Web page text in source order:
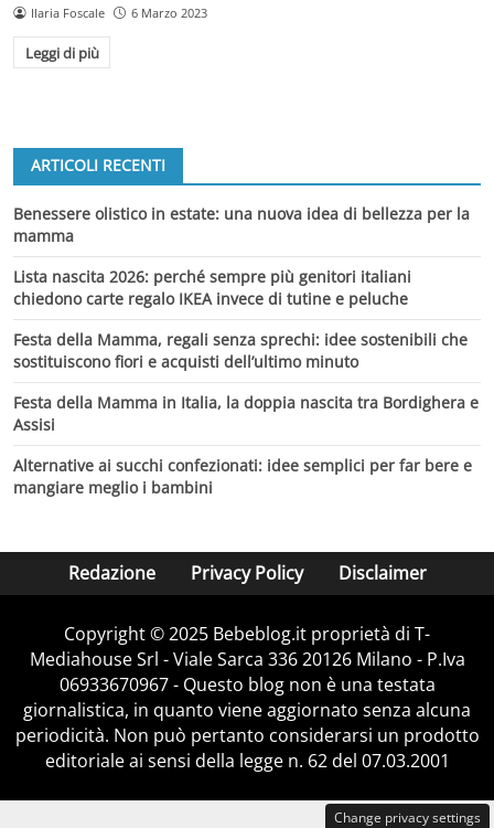
Ilaria Foscale 6 Marzo 2023
Leggi di più
ARTICOLI RECENTI
Benessere olistico in estate: una nuova idea di bellezza per la
mamma
Lista nascita 2026: perché sempre più genitori italiani
chiedono carte regalo IKEA invece di tutine e peluche
Festa della Mamma, regali senza sprechi: idee sostenibili che
sostituiscono fiori e acquisti dell’ultimo minuto
Festa della Mamma in Italia, la doppia nascita tra Bordighera e
Assisi
Alternative ai succhi confezionati: idee semplici per far bere e
mangiare meglio i bambini
Redazione Privacy Policy Disclaimer
Copyright © 2025 Bebeblog.it proprietà di T-
Mediahouse Srl - Viale Sarca 336 20126 Milano - P.Iva
06933670967 - Questo blog non è una testata
giornalistica, in quanto viene aggiornato senza alcuna
periodicità. Non può pertanto considerarsi un prodotto
editoriale ai sensi della legge n. 62 del 07.03.2001
Change privacy settings